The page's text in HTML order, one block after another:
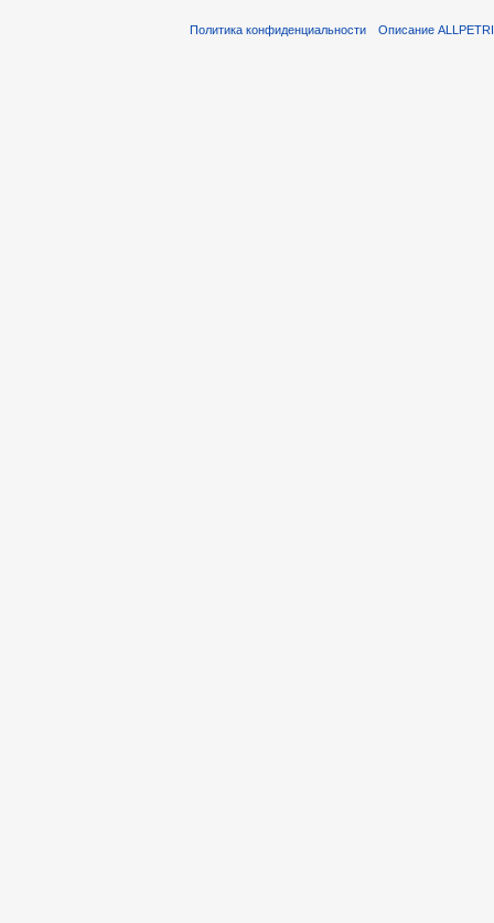
Политика конфиденциальности Описание